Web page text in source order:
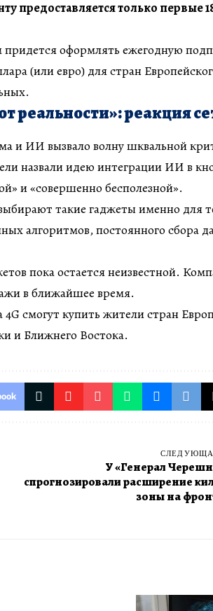
предоставляется только первые
оформлять ежегодную
(или евро) для стран
реальности»: реакция
и ИИ вызвало волну шквальной
назвали идею интеграции ИИ в
и «совершенно бесполезной».
такие гаджеты именно для
алгоритмов, постоянного сбора
пока остается неизвестной.
в ближайшее время.
смогут купить жители стран
и Ближнего Востока.
У «Генерал
спрогнозировали расширение
зоны на